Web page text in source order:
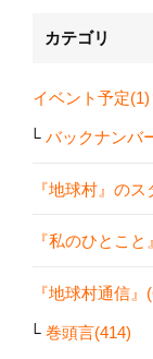
カテゴリ
イベント予定(1)
バックナンバ
『地球村』の
『私のひとこ
『地球村通信』
巻頭言(414)